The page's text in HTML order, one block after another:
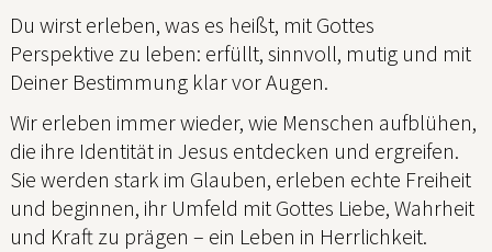
Du wirst erleben, was es heißt, mit Gottes
Perspektive zu leben: erfüllt, sinnvoll, mutig und mit
Deiner Bestimmung klar vor Augen.
Wir erleben immer wieder, wie Menschen aufblühen,
die ihre Identität in Jesus entdecken und ergreifen.
Sie werden stark im Glauben, erleben echte Freiheit
und beginnen, ihr Umfeld mit Gottes Liebe, Wahrheit
und Kraft zu prägen – ein Leben in Herrlichkeit.